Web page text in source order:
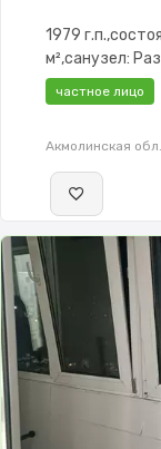
1979
м²,санузел:
частное лицо
Акмолинская обл.